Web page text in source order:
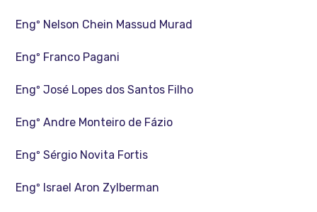
Engº Nelson Chein Massud Murad
Engº Franco Pagani
Engº José Lopes dos Santos Filho
Engº Andre Monteiro de Fázio
Engº Sérgio Novita Fortis
Engº Israel Aron Zylberman